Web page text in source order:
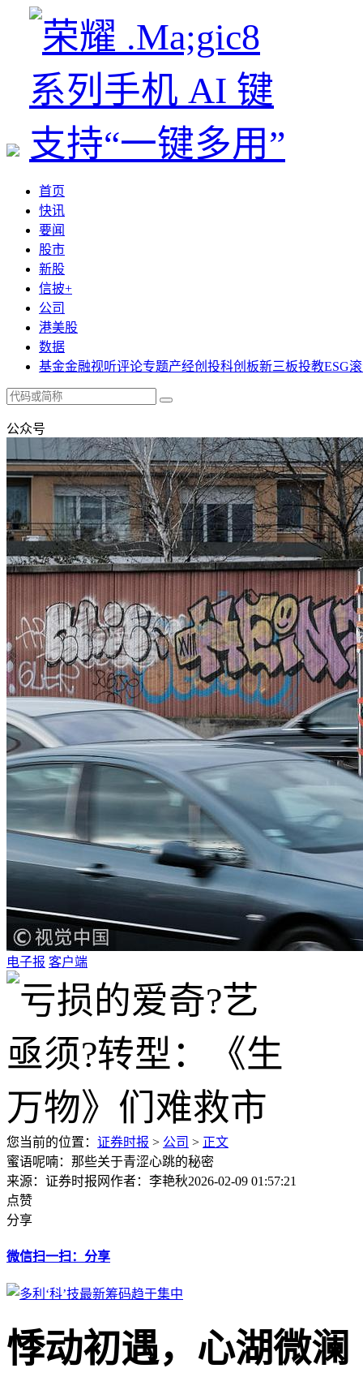
首页
快讯
要闻
股市
新股
信披+
公司
港美股
数据
基金金融视听评论专题产经创投科创板新三板投教ESG
公众号
电子报 客户端
您当前的位置： 证券时报 > 公司 > 正文
蜜语呢喃：那些关于青涩心跳的秘密
来源：证券时报网作者：李艳秋2026-02-09 01:57:21
点赞
分享
微信扫一扫：分享
悸动初遇，心湖微澜